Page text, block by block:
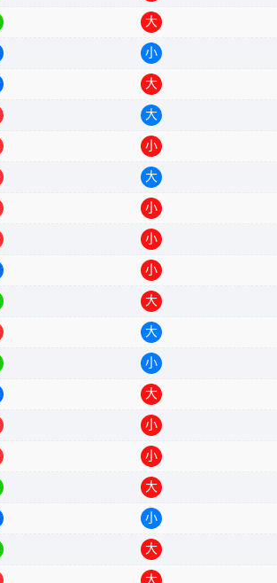
大
小
大
大
小
大
小
小
小
大
大
小
大
小
小
大
小
大
大